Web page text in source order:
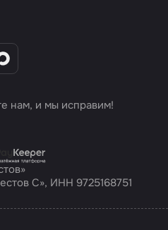
нам, и мы исправим!
С», ИНН 9725168751